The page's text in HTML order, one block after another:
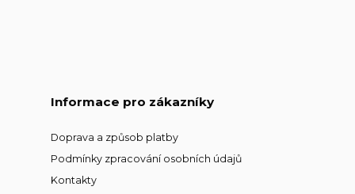
Informace pro zákazníky
Doprava a způsob platby
Podmínky zpracování osobních údajů
Kontakty